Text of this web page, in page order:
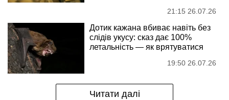
21:15 26.07.26
Дотик кажана вбиває навіть без
слідів укусу: сказ дає 100%
летальність — як врятуватися
19:50 26.07.26
Читати далі